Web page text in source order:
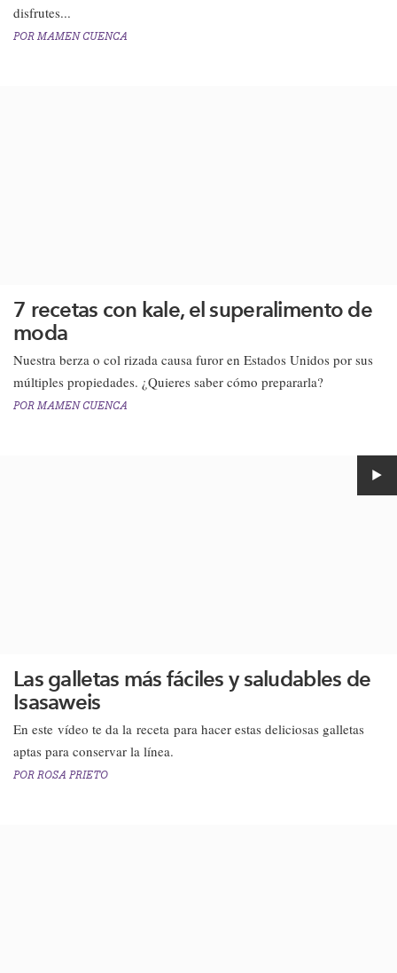
disfrutes...
POR MAMEN CUENCA
7 recetas con kale, el superalimento de
moda
Nuestra berza o col rizada causa furor en Estados Unidos por sus
múltiples propiedades. ¿Quieres saber cómo prepararla?
POR MAMEN CUENCA
Las galletas más fáciles y saludables de
Isasaweis
En este vídeo te da la receta para hacer estas deliciosas galletas
aptas para conservar la línea.​​
POR ROSA PRIETO